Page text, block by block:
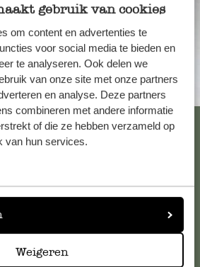
gebruik van cookies
om content en advertenties te
voor social media te bieden en
te analyseren. Ook delen we
van onze site met onze partners
en analyse. Deze partners
combineren met andere informatie
of die ze hebben verzameld op
van hun services.
Weigeren
buurt
kun je contact opnemen met onze
hier het antwoord op de